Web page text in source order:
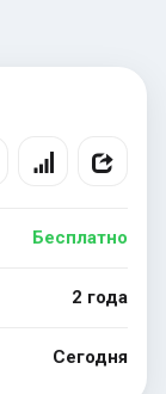
Бесплатно
2 года
Сегодня